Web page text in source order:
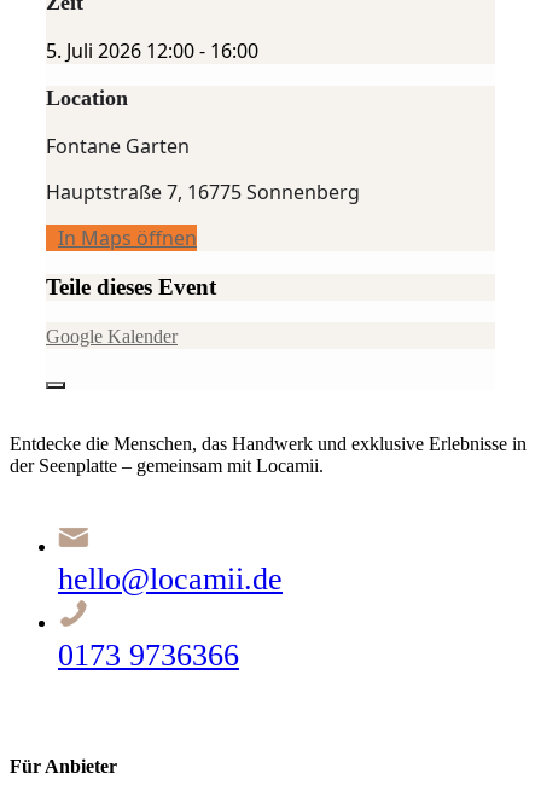
5. Juli 2026 12:00- 16:00
Location
Fontane Garten
Hauptstraße 7, 16775 Sonnenberg
In Maps öffnen
Teile dieses Event
Google Kalender
Entdecke die Menschen, das Handwerk und exklusive Erlebnisse in
der Seenplatte – gemeinsam mit Locamii.
hello@locamii.de
0173 9736366
Für Anbieter